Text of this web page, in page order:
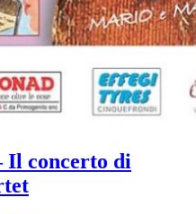
Il concerto di